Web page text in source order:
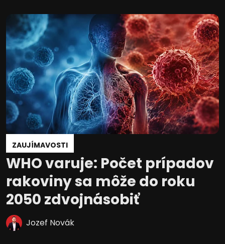
ZAUJÍMAVOSTI
WHO varuje: Počet prípadov
rakoviny sa môže do roku
2050 zdvojnásobiť
Jozef Novák